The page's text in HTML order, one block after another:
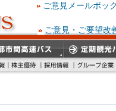
ご意見メールボッ
ご意見・ご要望改